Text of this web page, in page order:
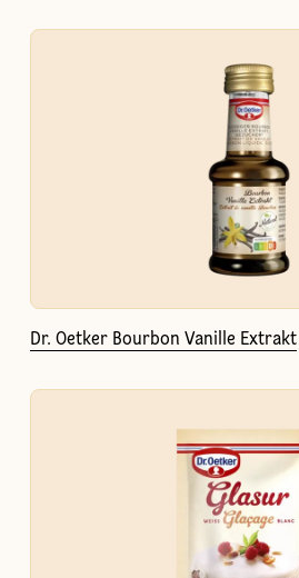
Dr. Oetker Bourbon Vanille Extrakt